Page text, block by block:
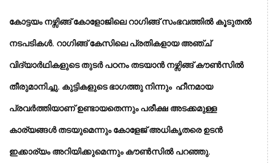
കോട്ടയം നഴ്സിങ്ങ് കോളോജിലെ റാഗിങ്ങ് സംഭവത്തിൽ കൂടുതൽ
നടപടികൾ. റാഗിങ്ങ് കേസിലെ പ്രതികളായ അഞ്ച്
വിദ്യാർഥികളുടെ തുടർ പഠനം തടയാൻ നഴ്സിങ്ങ് കൗൺസിൽ
തീരുമാനിച്ചു. കുട്ടികളുടെ ഭാഗത്തു നിന്നും ഹീനമായ
പ്രവർത്തിയാണ് ഉണ്ടായതെന്നും പരീക്ഷ അടക്കമുള്ള
കാര്യങ്ങൾ തടയുമെന്നും കോളേജ് അധികൃതരെ ഉടൻ
ഇക്കാര്യം അറിയിക്കുമെന്നും കൗൺസിൽ പറഞ്ഞു.